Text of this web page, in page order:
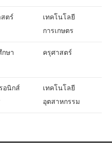
ตร์
เทคโนโลยี
การเกษตร
ษา ครุศาสตร์
อนิกส์
เทคโนโลยี
อุตสาหกรรม